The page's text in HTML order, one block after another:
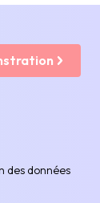
des données